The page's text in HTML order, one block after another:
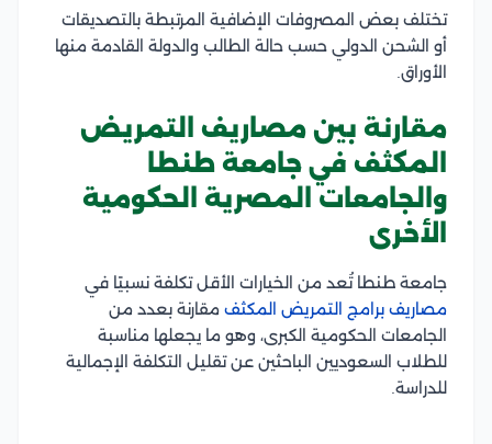
تختلف بعض المصروفات الإضافية المرتبطة بالتصديقات
أو الشحن الدولي حسب حالة الطالب والدولة القادمة منها
الأوراق.
مقارنة بين مصاريف التمريض
المكثف في جامعة طنطا
والجامعات المصرية الحكومية
الأخرى
جامعة طنطا تُعد من الخيارات الأقل تكلفة نسبيًا في
مصاريف برامج التمريض المكثف مقارنة بعدد من
الجامعات الحكومية الكبرى، وهو ما يجعلها مناسبة
للطلاب السعوديين الباحثين عن تقليل التكلفة الإجمالية
للدراسة.